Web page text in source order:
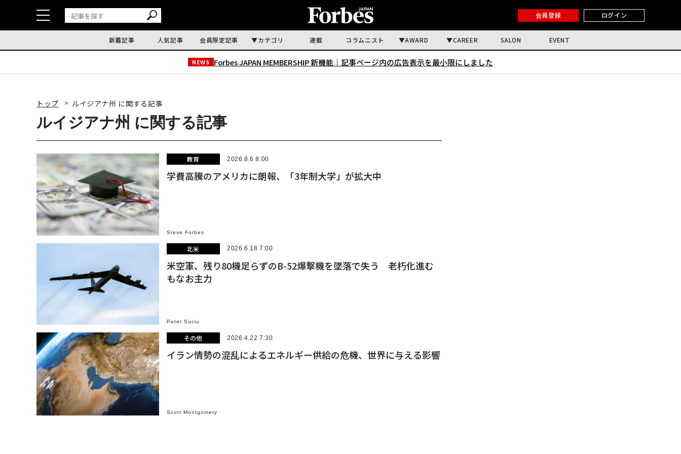
会員登録 ログイン
新着記事 人気記事 会員限定記事 カテゴリ 連載 コラムニスト AWARD CAREER SALON EVENT
NEWS Forbes JAPAN MEMBERSHIP 新機能｜ 記事ページ内の広告表示を最小限にしました
トップ ルイジアナ州 に関する記事
ルイジアナ州 に関する記事
教育 2026.8.6 8:00
学費高騰のアメリカに朗報、「3年制大学」が拡大中
Steve Forbes
北米 2026.6.18 7:00
米空軍、残り80機足らずのB-52爆撃機を墜落で失う 老朽化進む
もなお主力
Peter Suciu
その他 2026.4.22 7:30
イラン情勢の混乱によるエネルギー供給の危機、世界に与える影響
Scott Montgomery